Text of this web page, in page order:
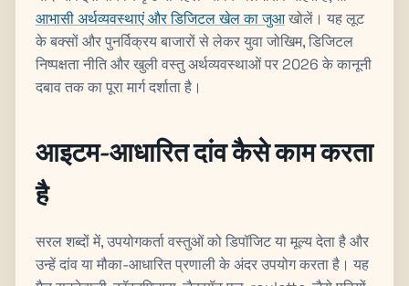
आभासी अर्थव्यवस्थाएं और डिजिटल खेल का जुआखोलें। यह लूट
के बक्सों और पुनर्विक्रय बाजारों से लेकर युवा जोखिम, डिजिटल
निष्पक्षता नीति और खुली वस्तु अर्थव्यवस्थाओं पर 2026 के कानूनी
दबाव तक का पूरा मार्ग दर्शाता है।
आइटम-आधारित दांव कैसे काम करता
है
सरल शब्दों में, उपयोगकर्ता वस्तुओं को डिपॉजिट या मूल्य देता है और
उन्हें दांव या मौका-आधारित प्रणाली के अंदर उपयोग करता है। यह